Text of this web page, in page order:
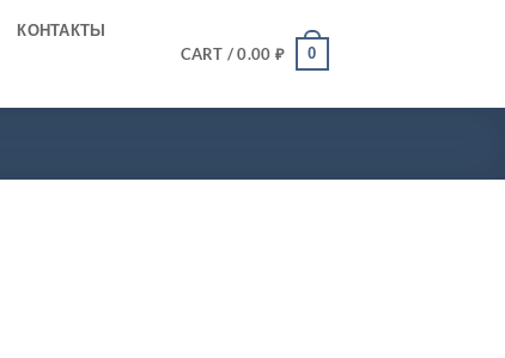
КОНТАКТЫ
CART /0.00 ₽ 0